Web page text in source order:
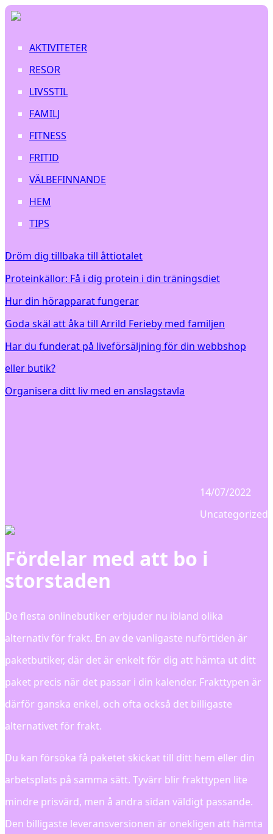
AKTIVITETER
RESOR
LIVSSTIL
FAMILJ
FITNESS
FRITID
VÄLBEFINNANDE
HEM
TIPS
Dröm dig tillbaka till åttiotalet
Proteinkällor: Få i dig protein i din träningsdiet
Hur din hörapparat fungerar
Goda skäl att åka till Arrild Ferieby med familjen
Har du funderat på liveförsäljning för din webbshop
eller butik?
Organisera ditt liv med en anslagstavla
14/07/2022
Uncategorized
Fördelar med att bo i
storstaden
De flesta onlinebutiker erbjuder nu ibland olika
alternativ för frakt. En av de vanligaste nuförtiden är
paketbutiker, där det är enkelt för dig att hämta ut ditt
paket precis när det passar i din kalender. Frakttypen är
därför ganska enkel, och ofta också det billigaste
alternativet för frakt.
Du kan försöka få paketet skickat till ditt hem eller din
arbetsplats på samma sätt. Tyvärr blir frakttypen lite
mindre prisvärd, men å andra sidan väldigt passande.
Den billigaste leveransversionen är onekligen att hämta